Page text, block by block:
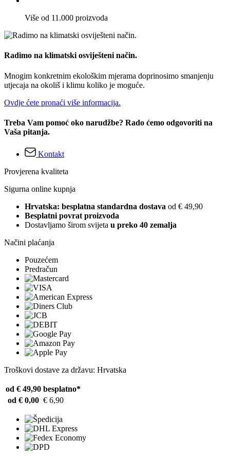
Više od 11.000 proizvoda
Radimo na klimatski osviješteni način.
Mnogim konkretnim ekološkim mjerama doprinosimo smanjenju
utjecaja na okoliš i klimu koliko je moguće.
Ovdje ćete pronaći više informacija.
Treba Vam pomoć oko narudžbe? Rado ćemo odgovoriti na
Vaša pitanja.
Kontakt
Provjerena kvaliteta
Sigurna online kupnja
Hrvatska: besplatna standardna dostava od € 49,90
Besplatni povrat proizvoda
Dostavljamo širom svijeta u preko 40 zemalja
Načini plaćanja
Pouzećem
Predračun
Troškovi dostave za državu: Hrvatska
od € 49,90 besplatno*
od € 0,00 € 6,90